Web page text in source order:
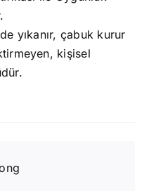
yıkanır, çabuk kurur
kişisel